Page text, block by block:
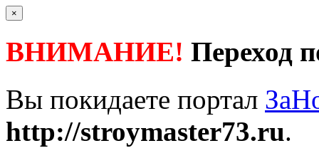
×
ВНИМАНИЕ! Переход
Вы покидаете портал
http://stroymaster73.ru.